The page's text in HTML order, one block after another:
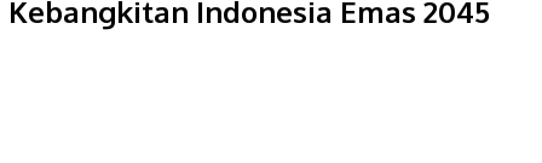
Kebangkitan Indonesia Emas 2045